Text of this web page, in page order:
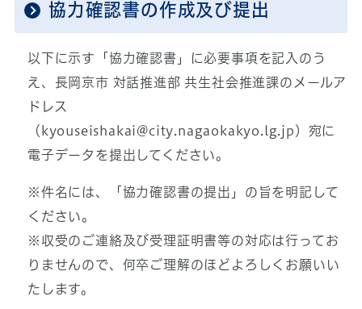
協力確認書の作成及び提出
以下に示す「協力確認書」に必要事項を記入のう
え、長岡京市 対話推進部 共生社会推進課のメールア
ドレス
（ kyouseishakai@city.nagaokakyo.lg.jp ）宛に
電子データを提出してください。
※件名には、「協力確認書の提出」の旨を明記して
ください。
※収受のご連絡及び受理証明書等の対応は行ってお
りませんので、何卒ご理解のほどよろしくお願いい
たします。